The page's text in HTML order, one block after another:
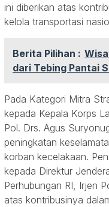
ini diberikan atas
kelola transportasi
Berita Pilihan :
dari Tebing Pantai
Pada Kategori Mitra
kepada Kepala Korps
Pol. Drs. Agus
peningkatan
korban kecelakaan.
kepada Direktur
Perhubungan RI, Irjen
atas kontribusinya